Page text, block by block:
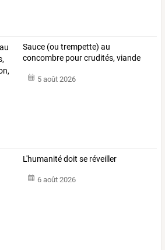
Sauce (ou trempette) au
concombre pourcrudités, viande
5 août 2026
L'humanité doit se réveiller
6 août 2026